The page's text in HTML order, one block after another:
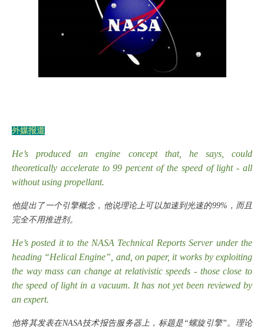
外媒报道
He’s produced an engine concept that, he says, could
theoretically accelerate to 99 percent of the speed of light - all
without using propellant.
他提出了一个引擎概念，他说理论上可以加速到光速的99%，而且
完全不用推进剂。
He’s posted it to the NASA Technical Reports Server under the
heading “Helical Engine”, and, on paper, it works by exploiting
the way mass can change at relativistic speeds - those close to
the speed of light in a vacuum. It has not yet been reviewed by
an expert.
他将其发表在NASA技术报告服务器上，标题是“螺旋引擎”。理论